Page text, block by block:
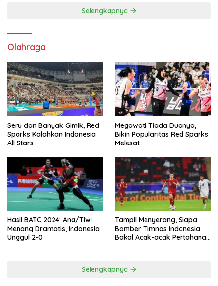
Selengkapnya
Olahraga
Seru dan Banyak Gimik, Red
Sparks Kalahkan Indonesia
All Stars
Megawati Tiada Duanya,
Bikin Popularitas Red Sparks
Melesat
Hasil BATC 2024: Ana/Tiwi
Menang Dramatis, Indonesia
Unggul 2-0
Tampil Menyerang, Siapa
Bomber Timnas Indonesia
Bakal Acak-acak Pertahanan
Selengkapnya